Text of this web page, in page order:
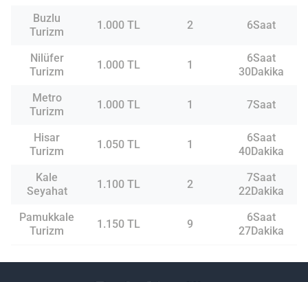
Buzlu
Turizm
1.000 TL 2 6Saat
Nilüfer
Turizm
1.000 TL 1
6Saat
30Dakika
Metro
Turizm
1.000 TL 1 7Saat
Hisar
Turizm
1.050 TL 1
6Saat
40Dakika
Kale
Seyahat
1.100 TL 2
7Saat
22Dakika
Pamukkale
Turizm
1.150 TL 9
6Saat
27Dakika